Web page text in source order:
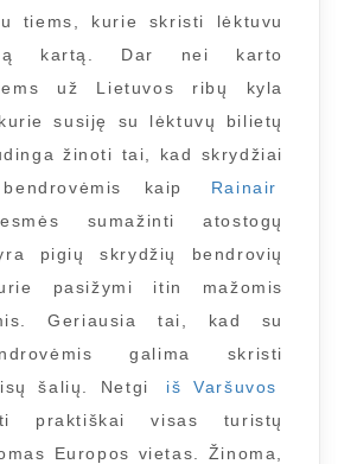
tiems, kurie skristi lėktuvu
kartą. Dar nei karto
už Lietuvos ribų kyla
susiję su lėktuvų bilietų
žinoti tai, kad skrydžiai
kaip
Rainair
sumažinti atostogų
pigių skrydžių bendrovių
pasižymi itin mažomis
Geriausia tai, kad su
galima skristi
šalių. Netgi
iš Varšuvos
praktiškai visas turistų
Europos vietas. Žinoma,